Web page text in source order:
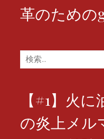
革のための
検
索:
【#1】火
の炎上メル